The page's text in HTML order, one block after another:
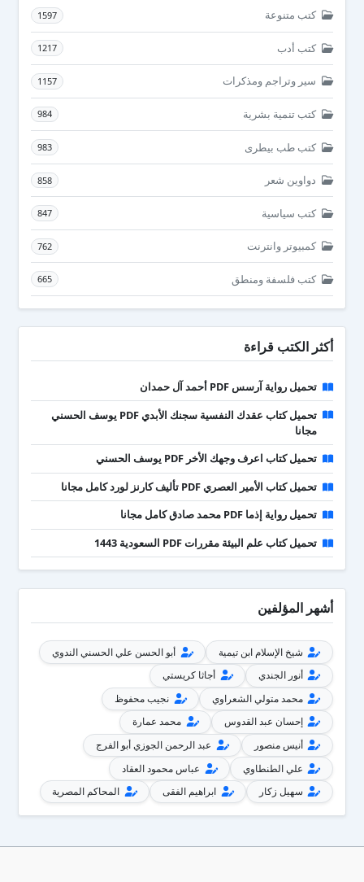
كتب متنوعة 1597
كتب أدب 1217
سير وتراجم ومذكرات 1157
كتب تنمية بشرية 984
كتب طب بيطرى 983
دواوين شعر 858
كتب سياسية 847
كمبيوتر وانترنت 762
كتب فلسفة ومنطق 665
أكثر الكتب قراءة
تحميل رواية آرسس PDF أحمد آل حمدان
تحميل كتاب عقدك النفسية سجنك الأبدي PDF يوسف الحسني
مجانا
تحميل كتاب اعرف وجهك الأخر PDF يوسف الحسني
تحميل كتاب الأمير العصري PDF تأليف كارنز لورد كامل مجانا
تحميل رواية إذما PDF محمد صادق كامل مجانا
تحميل كتاب علم البيئة مقررات PDF السعودية 1443
أشهر المؤلفين
شيخ الإسلام ابن تيمية
أبو الحسن علي الحسني الندوي
أنور الجندي
أجاثا كريستي
محمد متولي الشعراوي
نجيب محفوظ
إحسان عبد القدوس
محمد عمارة
أنيس منصور
عبد الرحمن الجوزي أبو الفرج
علي الطنطاوي
عباس محمود العقاد
سهيل زكار
ابراهيم الفقى المحاكم المصرية